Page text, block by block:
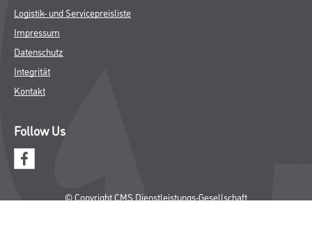
Logistik- und Servicepreisliste
Impressum
Datenschutz
Integrität
Kontakt
Follow Us
© Copyright CMS Dienstleistungs-Gesellschaft